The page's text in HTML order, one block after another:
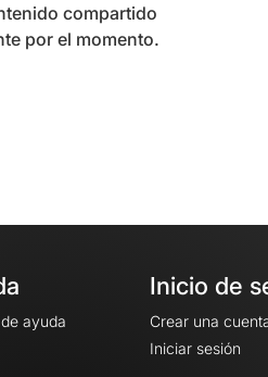
compartido
por el momento.
ayuda
Inicio de
Crear una
Iniciar sesión